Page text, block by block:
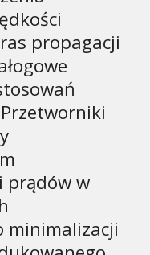
propagacji
prądów w
minimalizacji